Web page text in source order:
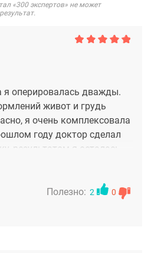
«300 экспертов» не может
я оперировалась дважды.
живот и грудь
я очень комплексовала
году доктор сделал
результатом я осталась
вернулся к
снова могла на пляже без
Ну а два месяца
Полезно: 2 0